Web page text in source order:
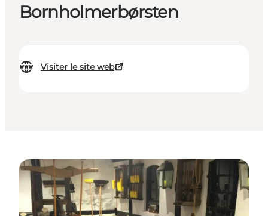
Bornholmerbørsten
Visiter le site web